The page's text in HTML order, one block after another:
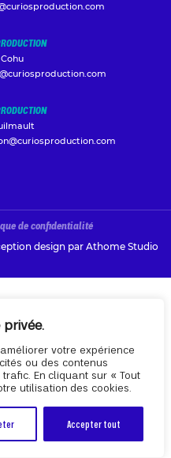
votre expérience
ou des contenus
En cliquant sur « Tout
utilisation des cookies.
Accepter tout
de confidentialité
design par Athome Studio